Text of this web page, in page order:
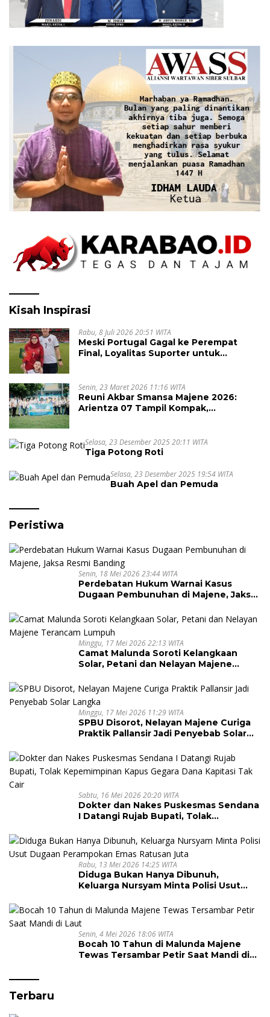
Kisah Inspirasi
Rabu, 8 Juli 2026 20:51 WITA
Meski Portugal Gagal ke Perempat
Final, Loyalitas Suporter untuk
Senin, 23 Maret 2026 11:16 WITA
Reuni Akbar Smansa Majene 2026:
Arientza 07 Tampil Kompak,
Selasa, 23 Desember 2025 20:11 WITA
Tiga Potong Roti
Selasa, 23 Desember 2025 19:54 WITA
Buah Apel dan Pemuda
Peristiwa
Senin, 18 Mei 2026 23:44 WITA
Perdebatan Hukum Warnai Kasus
Dugaan Pembunuhan di Majene, Jaksa
Minggu, 17 Mei 2026 22:13 WITA
Camat Malunda Soroti Kelangkaan
Solar, Petani dan Nelayan Majene
Minggu, 17 Mei 2026 11:29 WITA
SPBU Disorot, Nelayan Majene Curiga
Praktik Pallansir Jadi Penyebab Solar
Sabtu, 16 Mei 2026 20:20 WITA
Dokter dan Nakes Puskesmas Sendana
I Datangi Rujab Bupati, Tolak
Kapitasi Tak Cair
Rabu, 13 Mei 2026 14:25 WITA
Diduga Bukan Hanya Dibunuh,
Keluarga Nursyam Minta Polisi Usut
Juta
Senin, 4 Mei 2026 18:06 WITA
Bocah 10 Tahun di Malunda Majene
Tewas Tersambar Petir Saat Mandi di
Terbaru